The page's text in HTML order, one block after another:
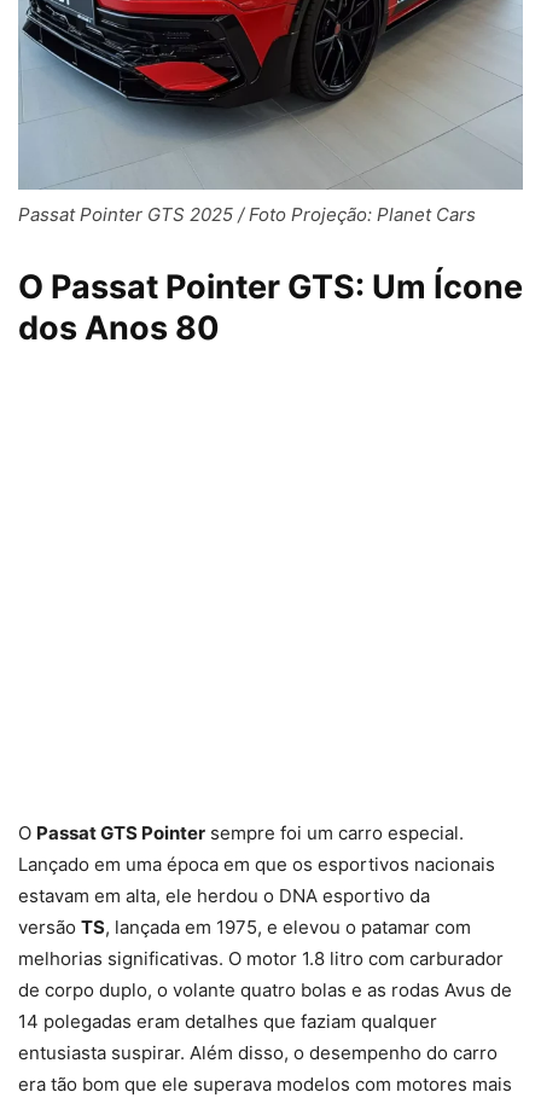
Passat Pointer GTS 2025 / Foto Projeção: Planet Cars
O Passat Pointer GTS: Um Ícone
dos Anos 80
O Passat GTS Pointer sempre foi um carro especial.
Lançado em uma época em que os esportivos nacionais
estavam em alta, ele herdou o DNA esportivo da
versão TS, lançada em 1975, e elevou o patamar com
melhorias significativas. O motor 1.8 litro com carburador
de corpo duplo, o volante quatro bolas e as rodas Avus de
14 polegadas eram detalhes que faziam qualquer
entusiasta suspirar. Além disso, o desempenho do carro
era tão bom que ele superava modelos com motores mais